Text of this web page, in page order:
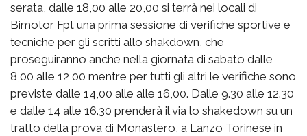
serata, dalle 18,00 alle 20,00 si terrà nei locali di
Bimotor Fpt una prima sessione di verifiche sportive e
tecniche per gli scritti allo shakdown, che
proseguiranno anche nella giornata di sabato dalle
8,00 alle 12,00 mentre per tutti gli altri le verifiche sono
previste dalle 14,00 alle alle 16,00. Dalle 9.30 alle 12.30
e dalle 14 alle 16.30 prenderà il via lo shakedown su un
tratto della prova di Monastero, a Lanzo Torinese in